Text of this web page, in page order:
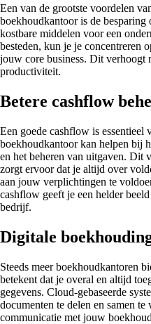
Een van de grootste voordelen
boekhoudkantoor is de
kostbare middelen voor een
besteden, kun je je concentreren
jouw core business. Dit verhoogt
productiviteit.
Betere cashflow
Een goede cashflow is essentieel
boekhoudkantoor kan helpen bij
en het beheren van uitgaven. Dit
zorgt ervoor dat je altijd over
aan jouw verplichtingen te
cashflow geeft je een helder
bedrijf.
Digitale
Steeds meer boekhoudkantoren
betekent dat je overal en altijd
gegevens. Cloud-gebaseerde
documenten te delen en samen
communicatie met jouw